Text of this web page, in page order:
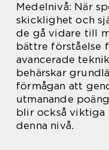
Medelnivå: När
skicklighet och
de gå vidare till
bättre förståelse
avancerade
behärskar
förmågan att
utmanande
blir också viktiga
denna nivå.